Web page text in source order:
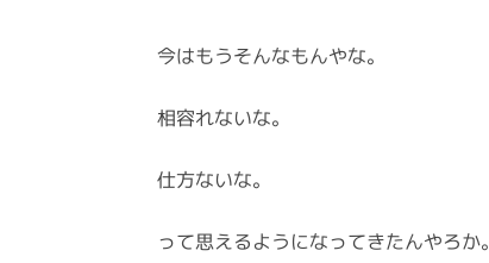
今はもうそんなもんやな。
相容れないな。
仕方ないな。
って思えるようになってきたんやろか。